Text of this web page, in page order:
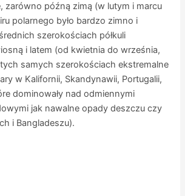
zarówno późną zimą (w lutym i marcu
polarnego było bardzo zimno i
szerokościach półkuli
i latem (od kwietnia do września,
samych szerokościach ekstremalne
w Kalifornii, Skandynawii, Portugalii,
dominowały nad odmiennymi
jak nawalne opady deszczu czy
i Bangladeszu).